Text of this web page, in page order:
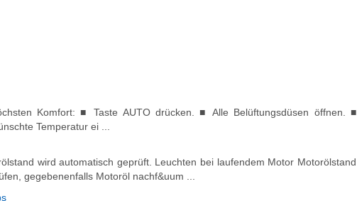
Komfort: ■ Taste AUTO drücken. ■ Alle Belüftungsdüsen öffnen. ■
Temperatur ei ...
wird automatisch geprüft. Leuchten bei laufendem Motor Motorölstand
gegebenenfalls Motoröl nachf&uum ...